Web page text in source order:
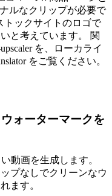
ルなクリップが必要で
トックサイトのロゴで
と考えています。 関
を、ローカライ
をご覧ください。
ォーターマークを
動画を生成します。
プなしでクリーンなウ
ます。